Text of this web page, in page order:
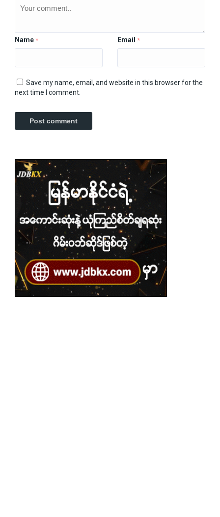
Name * Email *
Save my name, email, and website in this browser for the
next time I comment.